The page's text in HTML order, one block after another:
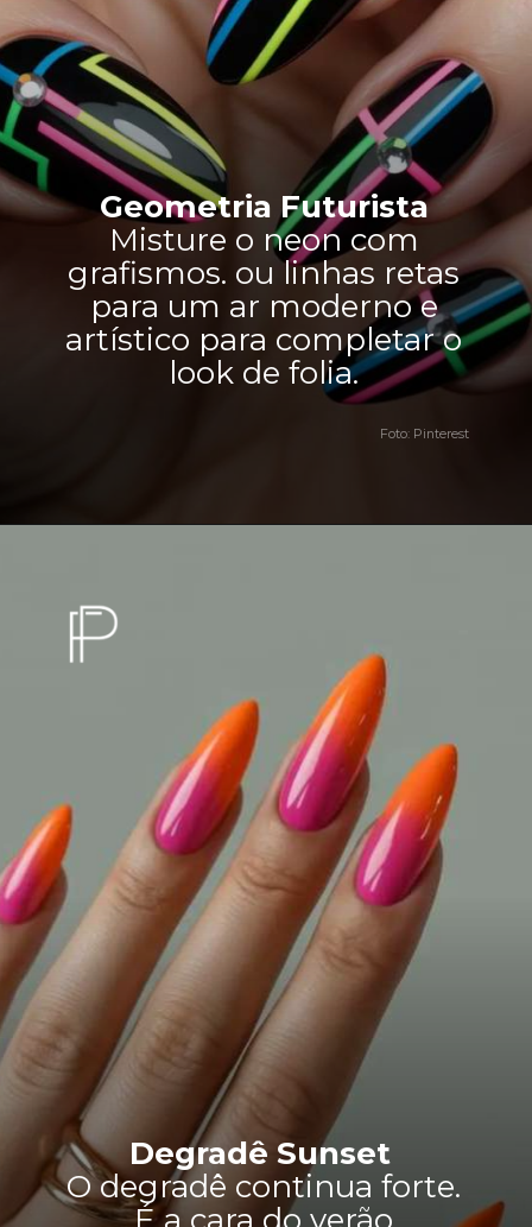
Geometria Futurista
Misture o neon com
grafismos. ou linhas retas
para um ar moderno e
artístico para completar o
look de folia.
Foto: Pinterest
Degradê Sunset
O degradê continua forte.